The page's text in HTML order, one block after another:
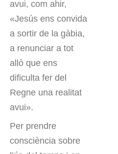
avui, com ahir,
«Jesús ens convida
a sortir de la gàbia,
a renunciar a tot
allò que ens
dificulta fer del
Regne una realitat
avui».
Per prendre
consciència sobre